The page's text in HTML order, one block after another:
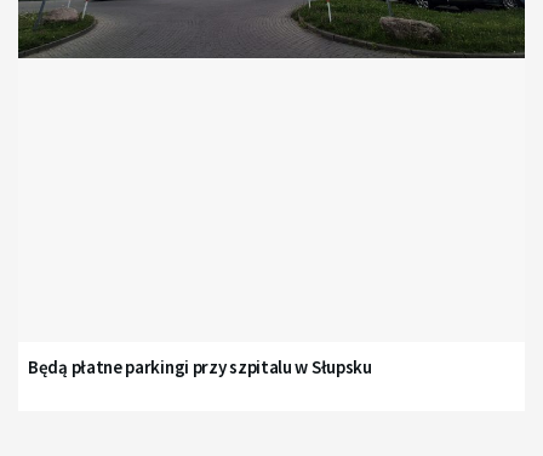
Będą płatne parkingi przy szpitalu w Słupsku